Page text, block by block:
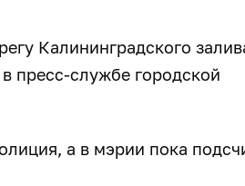
Калининградского
пресс-службе городской
а в мэрии пока